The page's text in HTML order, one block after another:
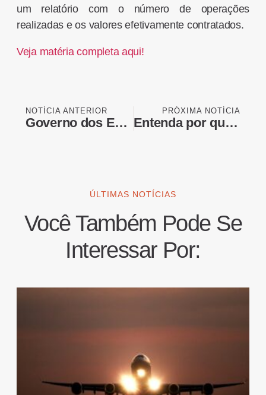
um relatório com o número de operações
realizadas e os valores efetivamente contratados.
Veja matéria completa aqui!
NOTÍCIA ANTERIOR
Governo dos EUA confirma isenção de tarifas para carnes e café do Brasil
PRÓXIMA NOTÍCIA
Entenda por que os EUA isentaram a carne bovina brasileira do tarifaço
ÚLTIMAS NOTÍCIAS
Você Também Pode Se
Interessar Por: